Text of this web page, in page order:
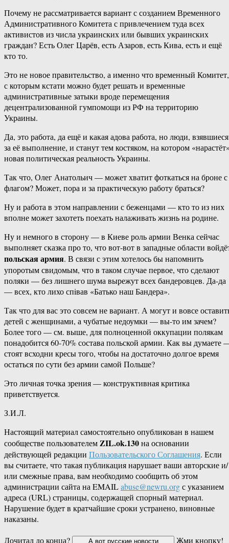
Почему не рассматривается вариант с созданием Временного
Административного Комитета с привлечением туда всех
активистов из числа украинских или бывших украинских
граждан? Есть Олег Царёв, есть Азаров, есть Кива, есть и ещё
кто то.
Это не новое правительство, а именно что временный Комитет,
с которым кстати можно будет решать и временные
административные затыки вроде перемещения
децентрализованной гумпомощи из РФ на территорию
Украины.
Да, это работа, да ещё и какая адова работа, но люди, взявшиеся
за её выполнение, и станут тем костяком, на котором
новая политическая реальность Украины.
Так что, Олег Анатольич — может хватит фоткаться на броне с
флагом? Может, пора и за практическую работу браться?
Ну и работа в этом направлении с беженцами — кто то из них
вполне может захотеть поехать налаживать жизнь на родине.
Ну и немного в сторону — в Киеве роль армии Венка сейчас
выполняет сказка про то, что вот-вот в западные области
польская армия. В связи с этим хотелось бы напомнить
упоротым свидомым, что в таком случае первое, что сделают
поляки — без лишнего шума вырежут всех бандеровцев. Да-да
— всех, кто лихо спiвав «Батько наш Бандера».
Так что для вас это совсем не вариант. А могут и вовсе
детей с женщинами, а чубатые недоумки — вы-то им зачем?
Более того — см. выше, для полноценной оккупации полякам
понадобится 60-70% состава польской армии. Как вы думаете
стоят всходни кресы того, чтобы на достаточно долгое время
остаться по сути без армии самой Польше?
Это личная точка зрения — конструктивная критика
приветствуется.
З.И.Л.
Настоящий материал самостоятельно опубликован в нашем
сообществе пользователемZIL.ok.130на основании
действующей редакции Пользовательского Соглашения. Если
вы считаете, что такая публикация нарушает ваши авторские и/
или смежные права, вам необходимо сообщить об этом
администрации сайта на EMAILabuse@newru.orgс указанием
адреса (URL) страницы, содержащей спорный материал.
Нарушение будет в кратчайшие сроки устранено, виновные
наказаны.
Дочитал до конца?
Жми кнопку!